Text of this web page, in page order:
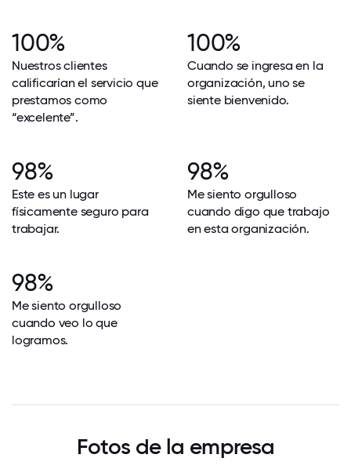
100%
Nuestros clientes
calificarían el servicio que
prestamos como
“excelente”.
100%
Cuando se ingresa en la
organización, uno se
siente bienvenido.
98%
Este es un lugar
físicamente seguro para
trabajar.
98%
Me siento orgulloso
cuando digo que trabajo
en esta organización.
98%
Me siento orgulloso
cuando veo lo que
logramos.
Fotos de la empresa